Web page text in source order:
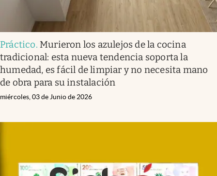
Práctico. Murieron los azulejos de la cocina
tradicional: esta nueva tendencia soporta la
humedad, es fácil de limpiar y no necesita mano
de obra para su instalación
miércoles, 03 de Junio de 2026